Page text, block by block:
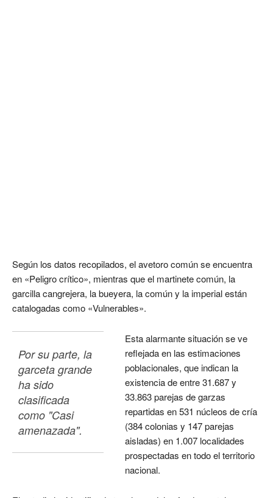
Según los datos recopilados, el avetoro común se encuentra
en «Peligro crítico», mientras que el martinete común, la
garcilla cangrejera, la bueyera, la común y la imperial están
catalogadas como «Vulnerables».
Por su parte, la
garceta grande
ha sido
clasificada
como "Casi
amenazada".
Esta alarmante situación se ve
reflejada en las estimaciones
poblacionales, que indican la
existencia de entre 31.687 y
33.863 parejas de garzas
repartidas en 531 núcleos de cría
(384 colonias y 147 parejas
aisladas) en 1.007 localidades
prospectadas en todo el territorio
nacional.